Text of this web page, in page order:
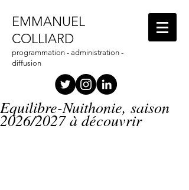
EMMANUEL
COLLIARD
programmation - administration -
diffusion
Equilibre-Nuithonie, saison
2026/2027 à découvrir